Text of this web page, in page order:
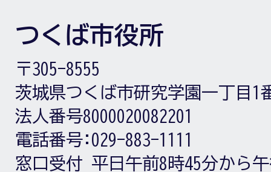
つくば市役所
〒305-8555
茨城県つくば市研究学園一丁目1
法人番号8000020082201
電話番号: 029-883-1111
窓口受付 平日午前8時45分から